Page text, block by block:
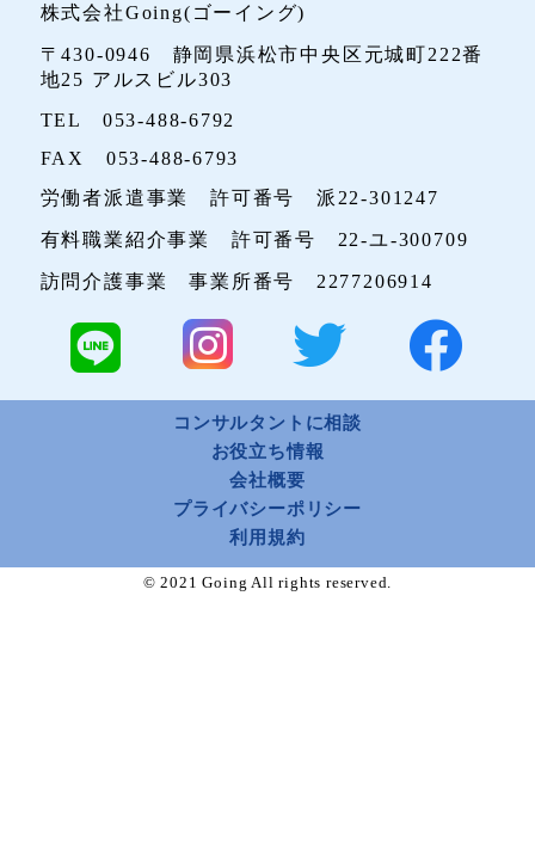
株式会社Going(ゴーイング)
〒430-0946 静岡県浜松市中央区元城町222番
地25 アルスビル303
TEL 053-488-6792
FAX 053-488-6793
労働者派遣事業 許可番号 派22-301247
有料職業紹介事業 許可番号 22-ユ-300709
訪問介護事業 事業所番号 2277206914
コンサルタントに相談
お役立ち情報
会社概要
プライバシーポリシー
利用規約
© 2021 Going All rights reserved.